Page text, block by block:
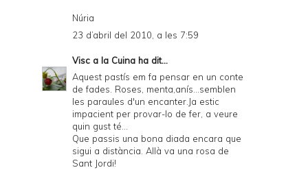
Núria
23 d’abril del 2010, a les 7:59
Visc a la Cuina ha dit...
Aquest pastís em fa pensar en un conte
de fades. Roses, menta,anís...semblen
les paraules d'un encanter.Ja estic
impacient per provar-lo de fer, a veure
quin gust té...
Que passis una bona diada encara que
sigui a distància. Allà va una rosa de
Sant Jordi!